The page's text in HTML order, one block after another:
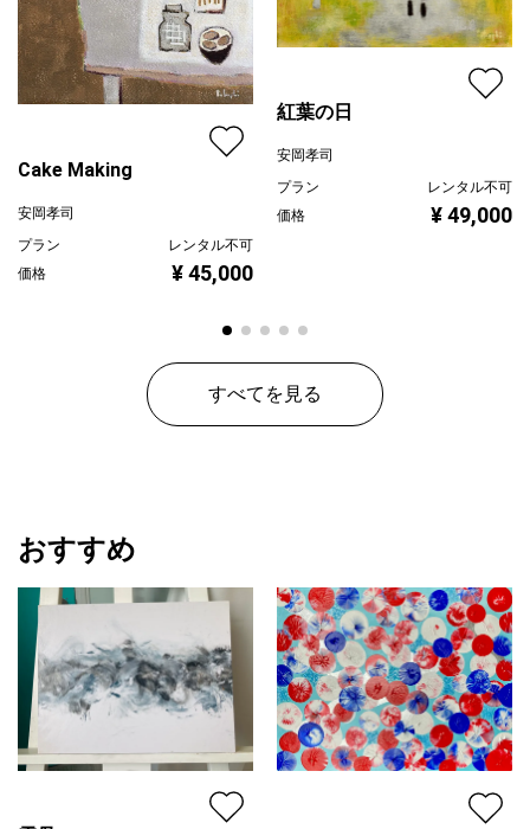
Cake Making
安岡孝司
プラン
レンタル不可
価格
¥ 45,000
紅葉の日
安岡孝司
プラン
レンタル不可
価格
¥ 49,000
すべてを見る
おすすめ